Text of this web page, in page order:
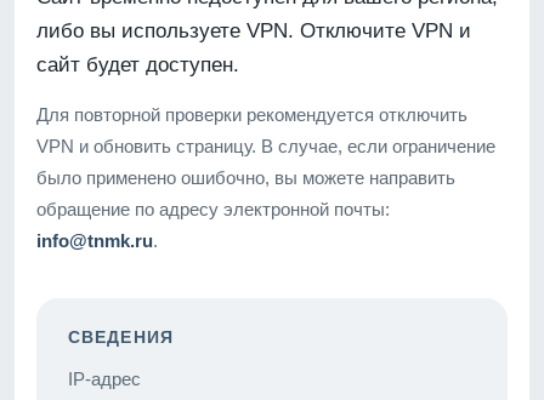
либо вы используете VPN. Отключите VPN и
сайт будет доступен.
Для повторной проверки рекомендуется отключить
VPN и обновить страницу. В случае, если ограничение
было применено ошибочно, вы можете направить
обращение по адресу электронной почты:
info@tnmk.ru.
СВЕДЕНИЯ
IP-адрес